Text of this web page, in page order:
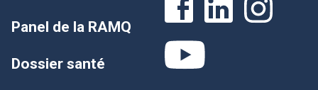
Panel de la RAMQ
Dossier santé